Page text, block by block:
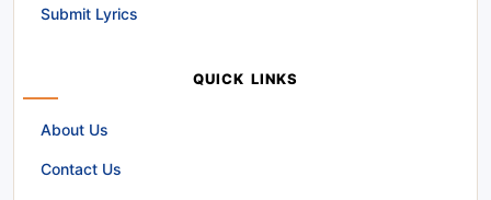
Submit Lyrics
QUICK LINKS
About Us
Contact Us